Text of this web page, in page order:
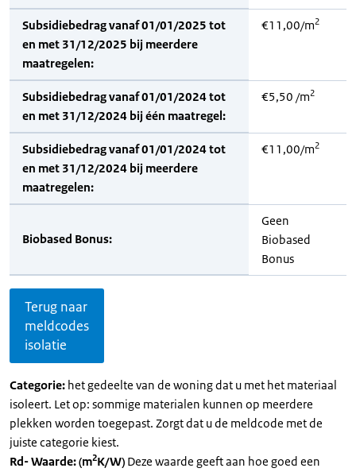
Subsidiebedrag vanaf 01/01/2025 tot
en met 31/12/2025 bij meerdere
maatregelen:
€11,00/m2
Subsidiebedrag vanaf 01/01/2024 tot
en met 31/12/2024 bij één maatregel:
€5,50 /m2
Subsidiebedrag vanaf 01/01/2024 tot
en met 31/12/2024 bij meerdere
maatregelen:
€11,00/m2
Biobased Bonus:
Geen
Biobased
Bonus
Terug naar
meldcodes
isolatie
Categorie: het gedeelte van de woning dat u met het materiaal
isoleert. Let op: sommige materialen kunnen op meerdere
plekken worden toegepast. Zorgt dat u de meldcode met de
juiste categorie kiest.
Rd- Waarde: (m2K/W) Deze waarde geeft aan hoe goed een